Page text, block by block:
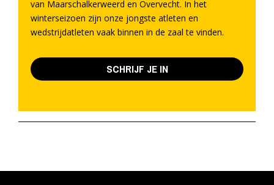
van Maarschalkerweerd en Overvecht. In het
winterseizoen zijn onze jongste atleten en
wedstrijdatleten vaak binnen in de zaal te vinden.
SCHRIJF JE IN